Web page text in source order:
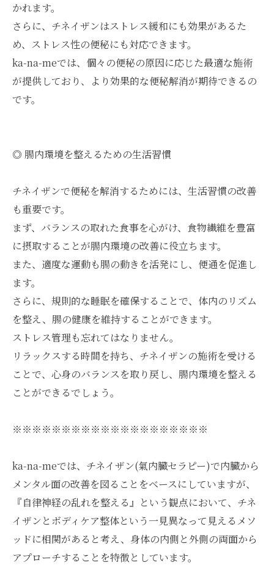
かれます。
さらに、チネイザンはストレス緩和にも効果があるた
め、ストレス性の便秘にも対応できます。
ka-na-meでは、個々の便秘の原因に応じた最適な施術
が提供しており、より効果的な便秘解消が期待できるの
です。
◎ 腸内環境を整えるための生活習慣
チネイザンで便秘を解消するためには、生活習慣の改善
も重要です。
まず、バランスの取れた食事を心がけ、食物繊維を豊富
に摂取することが腸内環境の改善に役立ちます。
また、適度な運動も腸の動きを活発にし、便通を促進し
ます。
さらに、規則的な睡眠を確保することで、体内のリズム
を整え、腸の健康を維持することができます。
ストレス管理も忘れてはなりません。
リラックスする時間を持ち、チネイザンの施術を受ける
ことで、心身のバランスを取り戻し、腸内環境を整える
ことができるでしょう。
※※※※※※※※※※※※※※※※※※※※
ka-na-meでは、チネイザン(氣内臓セラピー)で内臓から
メンタル面の改善を図ることをベースにしていますが、
『自律神経の乱れを整える』という観点において、チネ
イザンとボディケア整体という一見異なって見えるメソ
ッドに相関があると考え、身体の内側と外側の両面から
アプローチすることを特徴としています。